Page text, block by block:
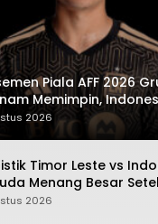
Piala AFF 2026
Memimpin,
Tiga
2026
Timor Leste vs
Menang Besar
Lebih Dulu
2026